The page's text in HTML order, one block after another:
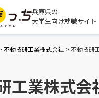
兵庫県の
大学生向け就職サイト
不動技研工業株式会社 > 不動技研
工業株式会